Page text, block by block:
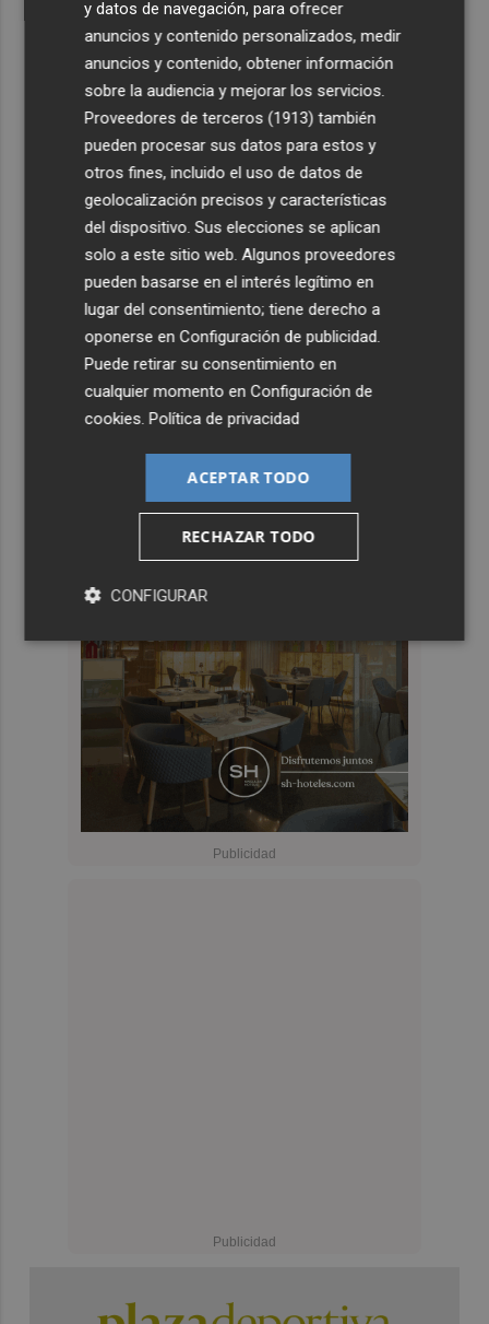
y datos de navegación, para ofrecer
anuncios y contenido personalizados, medir
anuncios y contenido, obtener información
sobre la audiencia y mejorar los servicios.
Proveedores de terceros (1913) también
pueden procesar sus datos para estos y
otros fines, incluido el uso de datos de
geolocalización precisos y características
del dispositivo. Sus elecciones se aplican
solo a este sitio web. Algunos proveedores
pueden basarse en el interés legítimo en
lugar del consentimiento; tiene derecho a
oponerse enConfiguración de publicidad
Puede retirar su consentimiento en
cualquier momento enConfiguración de
cookies .Política de privacidad
ACEPTAR TODO
RECHAZAR TODO
CONFIGURAR